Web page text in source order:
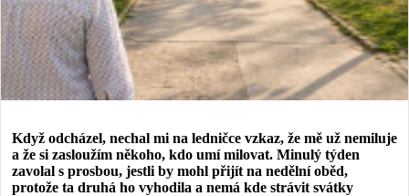
Když odcházel, nechal mi na ledničce vzkaz, že mě už nemiluje
a že si zasloužím někoho, kdo umí milovat. Minulý týden
zavolal s prosbou, jestli by mohl přijít na nedělní oběd,
protože ta druhá ho vyhodila a nemá kde strávit svátky